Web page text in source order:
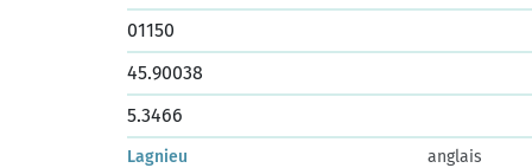
01150
45.90038
5.3466
Lagnieu
anglais